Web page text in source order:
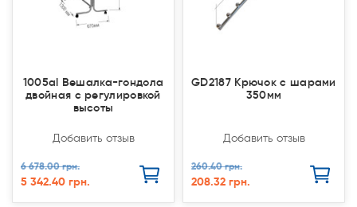
1005al Вешалка-гондола
двойная с регулировкой
высоты
Добавить отзыв
6 678.00 грн.
5 342.40 грн.
GD2187 Крючок с шарами
350мм
Добавить отзыв
260.40 грн.
208.32 грн.